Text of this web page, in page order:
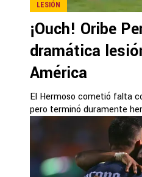
LESIÓN
¡Ouch! Oribe
dramática
América
El Hermoso cometió falta
pero terminó duramente